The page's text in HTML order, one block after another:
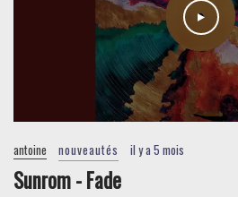
antoine nouveautés il y a 5 mois
Sunrom - Fade